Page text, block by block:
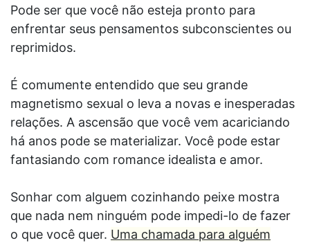
Pode ser que você não esteja pronto para
enfrentar seus pensamentos subconscientes ou
reprimidos.
É comumente entendido que seu grande
magnetismo sexual o leva a novas e inesperadas
relações. A ascensão que você vem acariciando
há anos pode se materializar. Você pode estar
fantasiando com romance idealista e amor.
Sonhar com alguem cozinhando peixe mostra
que nada nem ninguém pode impedi-lo de fazer
o que você quer. Uma chamada para alguém